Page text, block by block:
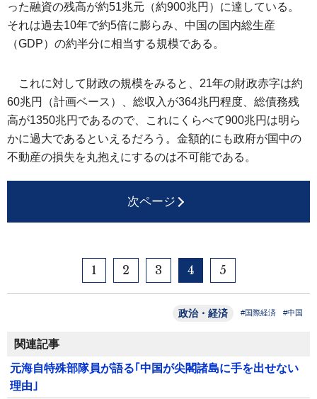
った融資の残高が約51兆元（約900兆円）に達している。
それは過去10年で約5倍に膨らみ、中国の国内総生産
（GDP）の約半分に相当する規模である。
これに対して財政の規模をみると、21年の財政赤字は約
60兆円（計画ベース）、総収入が364兆円程度、総債務残
高が1350兆円であるので、これにくらべて900兆円は明ら
かに過大であるといえるだろう。金額的にも政府が国中の
不動産の損失を丸抱えにするのは不可能である。
次ページ
1 2 3 4 5
政治・経済 #国際経済 #中国
関連記事
元海自特殊部隊員が語る｢中国が尖閣諸島に手を出せない
理由｣